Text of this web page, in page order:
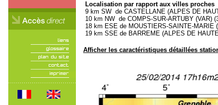
Localisation par rapport aux villes proches
9 km SW de CASTELLANE (ALPES DE
10 km NW de COMPS-SUR-ARTUBY (VAR)
18 km ESE de MOUSTIERS-SAINTE-MARIE
19 km SSE de BARREME (ALPES DE
Afficher les caractéristiques détaillées